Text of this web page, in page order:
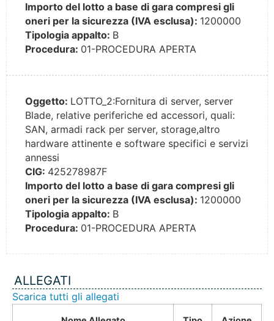
Importo del lotto a base di gara compresi gli
oneri per la sicurezza (IVA esclusa): 1200000
Tipologia appalto: B
Procedura: 01-PROCEDURA APERTA
Oggetto: LOTTO_2:Fornitura di server, server
Blade, relative periferiche ed accessori, quali:
SAN, armadi rack per server, storage,altro
hardware attinente e software specifici e servizi
annessi
CIG: 425278987F
Importo del lotto a base di gara compresi gli
oneri per la sicurezza (IVA esclusa): 1200000
Tipologia appalto: B
Procedura: 01-PROCEDURA APERTA
ALLEGATI
Scarica tutti gli allegati